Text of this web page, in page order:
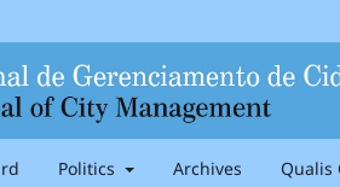
Politics Archives Qualis